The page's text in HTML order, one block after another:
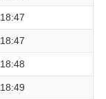
18:47
18:47
18:48
18:49